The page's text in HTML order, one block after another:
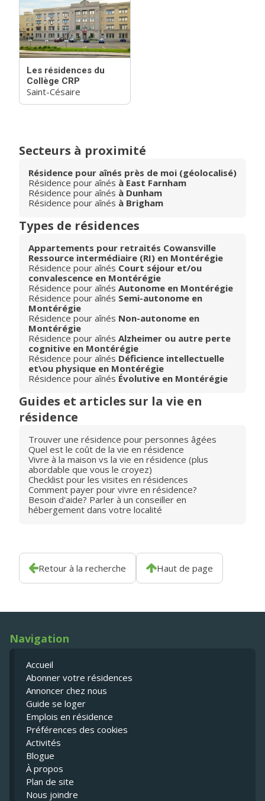
Les résidences du
Collège CRP
Saint-Césaire
Secteurs à proximité
Résidence pour aînés près de moi (géolocalisé)
Résidence pour aînés à East Farnham
Résidence pour aînés à Dunham
Résidence pour aînés à Brigham
Types de résidences
Appartements pour retraités Cowansville
Ressource intermédiaire (RI) en Montérégie
Résidence pour aînés Court séjour et/ou
convalescence en Montérégie
Résidence pour aînés Autonome en Montérégie
Résidence pour aînés Semi-autonome en
Montérégie
Résidence pour aînés Non-autonome en
Montérégie
Résidence pour aînés Alzheimer ou autre perte
cognitive en Montérégie
Résidence pour aînés Déficience intellectuelle
et\ou physique en Montérégie
Résidence pour aînés Évolutive en Montérégie
Guides et articles sur la vie en
résidence
Trouver une résidence pour personnes âgées
Quel est le coût de la vie en résidence
Vivre à la maison vs la vie en résidence (plus
abordable que vous le croyez)
Checklist pour les visites en résidences
Comment payer pour vivre en résidence?
Besoin d'aide? Parler à un conseiller en
hébergement dans votre localité
Retour à la recherche Haut de page
Navigation
Accueil
Abonner votre résidences
Annoncer chez nous
Guide se loger
Emplois en résidence
Préférences des cookies
Activités
Blogue
À propos
Plan de site
Nous joindre